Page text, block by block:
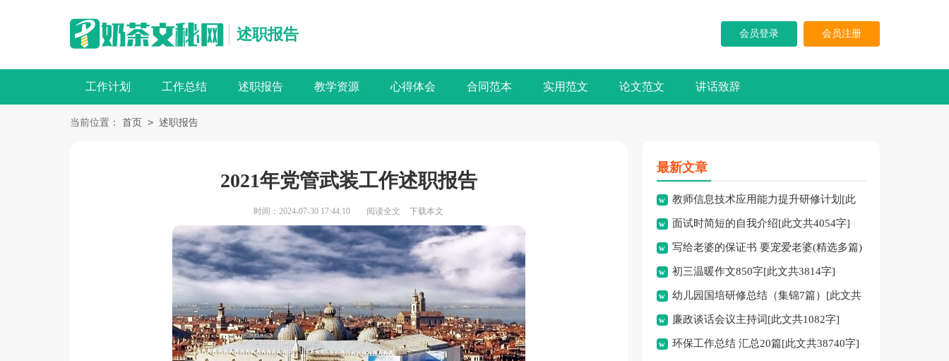
述职报告 会员登录 会员注册
工作计划 工作总结 述职报告 教学资源 心得体会 合同范本 实用范文 论文范文 讲话致辞
当前位置： 首页 > 述职报告
2021年党管武装工作述职报告
时间：2024-07-30 17:44:10 阅读全文 下载本文
最新文章
教师信息技术应用能力提升研修计划[此
文共7762字]
面试时简短的自我介绍[此文共4054字]
写给老婆的保证书 要宠爱老婆(精选多篇)
[此文共3120字]
初三温暖作文850字[此文共3814字]
幼儿园国培研修总结（集锦7篇）[此文共
6803字]廉政谈话会议主持词[此文共1082字]
环保工作总结 汇总20篇[此文共38740字]